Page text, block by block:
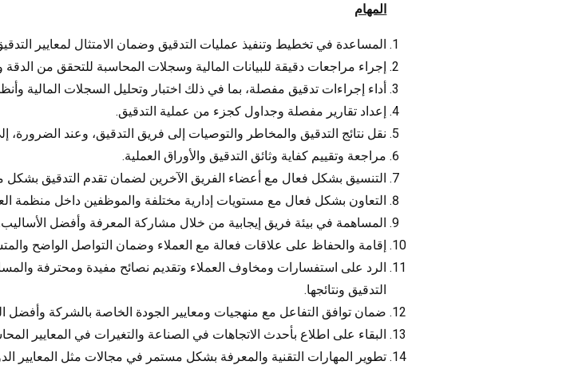
المهام
المساعدة في تخطيط وتنفيذ عمليات التدقيق وضمان الامتثال لمعايير
إجراء مراجعات دقيقة للبيانات المالية وسجلات المحاسبة للتحقق من الدقة
أداء إجراءات تدقيق مفصلة، بما في ذلك اختبار وتحليل السجلات المالية
إعداد تقارير مفصلة وجداول كجزء من عملية التدقيق.
نقل نتائج التدقيق والمخاطر والتوصيات إلى فريق التدقيق، وعند الضرورة،
مراجعة وتقييم كفاية وثائق التدقيق والأوراق العملية.
التنسيق بشكل فعال مع أعضاء الفريق الآخرين لضمان تقدم التدقيق بشكل
التعاون بشكل فعال مع مستويات إدارية مختلفة والموظفين داخل منظمة
المساهمة في بيئة فريق إيجابية من خلال مشاركة المعرفة وأفضل
إقامة والحفاظ على علاقات فعالة مع العملاء وضمان التواصل الواضح
الرد على استفسارات ومخاوف العملاء وتقديم نصائح مفيدة ومحترفة
التدقيق ونتائجها.
ضمان توافق التفاعل مع منهجيات ومعايير الجودة الخاصة بالشركة وأفضل
البقاء على اطلاع بأحدث الاتجاهات في الصناعة والتغيرات في المعايير